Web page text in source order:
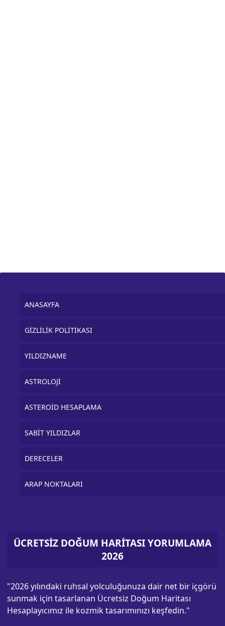
ANASAYFA
GİZLİLİK POLİTİKASI
YILDIZNAME
ASTROLOJİ
ASTEROİD HESAPLAMA
SABİT YILDIZLAR
DERECELER
ARAP NOKTALARI
ÜCRETSİZ DOĞUM HARİTASI YORUMLAMA
2026
"2026 yılındaki ruhsal yolculuğunuza dair net bir içgörü
sunmak için tasarlanan Ücretsiz Doğum Haritası
Hesaplayıcımız ile kozmik tasarımınızı keşfedin."